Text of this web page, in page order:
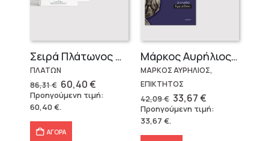
Σειρά Πλάτωνος Πολιτεία
ΠΛΑΤΩΝ
86,31€ Original
price
was:
86,31 €.
60,40€Η
τρέχουσα
τιμή
Προηγούμενη τιμή:
60,40€.
ΑΓΟΡΑ
Μάρκος Αυρήλιος & Επίκτητος (Επίτομα)
ΜΑΡΚΟΣ ΑΥΡΗΛΙΟΣ,
ΕΠΙΚΤΗΤΟΣ
42,09€ Original
price
was:
33,67€Η
τρέχουσα
τιμή
Προηγούμενη τιμή:
33,67 €.